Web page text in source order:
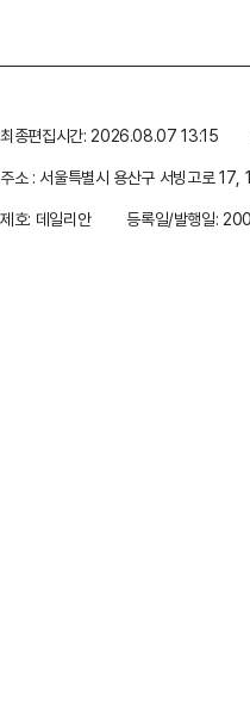
최종편집시간: 2026.08.07 13:15
주소 : 서울특별시 용산구 서빙고로
제호: 데일리안
등록일/발행일: